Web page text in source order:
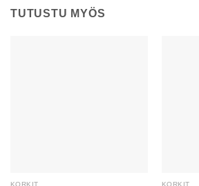
TUTUSTU MYÖS
KORKIT KORKIT